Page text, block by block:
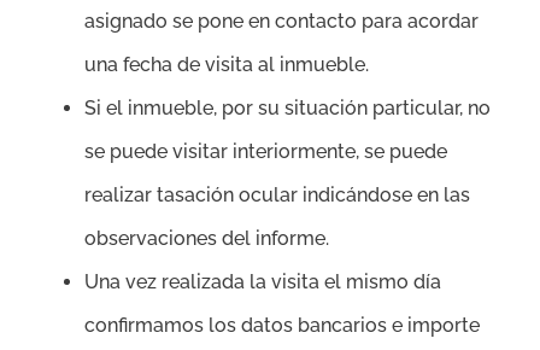
asignado se pone en contacto para acordar
una fecha de visita al inmueble.
Si el inmueble, por su situación particular, no
se puede visitar interiormente, se puede
realizar tasación ocular indicándose en las
observaciones del informe.
Una vez realizada la visita el mismo día
confirmamos los datos bancarios e importe